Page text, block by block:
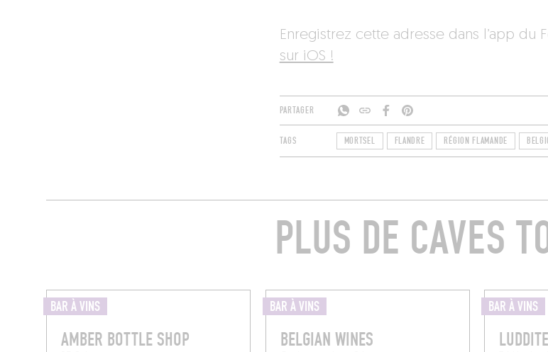
Enregistrez cette adresse dans l’app du
sur iOS !
PARTAGER
TAGS MORTSEL FLANDRE RÉGION FLAMANDE
PLUS DE CAVES
BAR À VINS
AMBER BOTTLE SHOP
BAR À VINS
BELGIAN WINES
BAR À VINS